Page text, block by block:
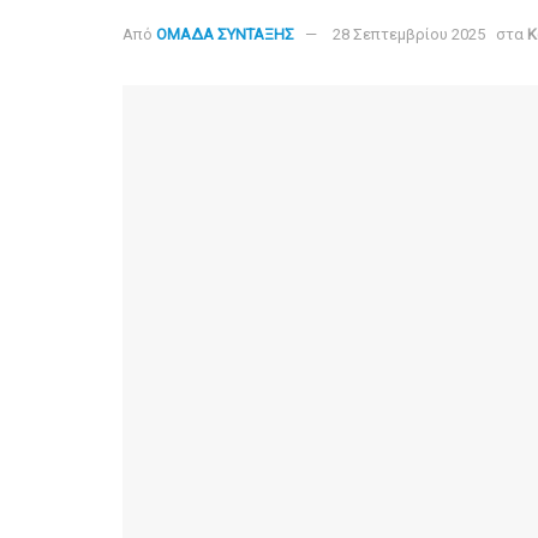
Από ΟΜΑΔΑ ΣΥΝΤΑΞΗΣ 28 Σεπτεμβρίου 2025 στα